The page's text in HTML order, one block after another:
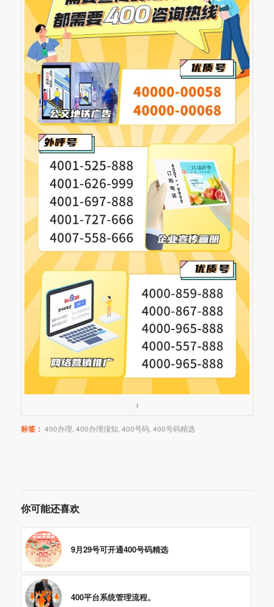
3
标签： 400办理 400办理须知 400号码, 400号码精选
你可能还喜欢
9月29号可开通400号码精选
400平台系统管理流程。